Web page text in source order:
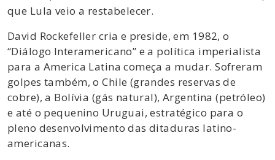
que Lula veio a restabelecer.
David Rockefeller cria e preside, em 1982, o
“Diálogo Interamericano” e a política imperialista
para a America Latina começa a mudar. Sofreram
golpes também, o Chile (grandes reservas de
cobre), a Bolívia (gás natural), Argentina (petróleo)
e até o pequenino Uruguai, estratégico para o
pleno desenvolvimento das ditaduras latino-
americanas.